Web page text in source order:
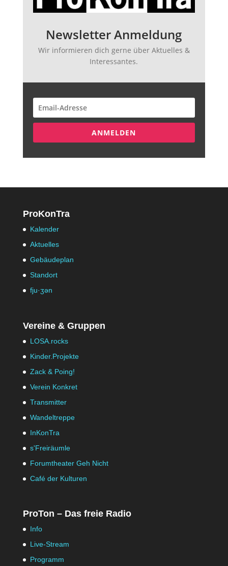
Newsletter Anmeldung
Wir informieren dich gerne über Aktuelles &
Interessantes.
ANMELDEN
ProKonTra
Kalender
Aktuelles
Gebäudeplan
Standort
fju·ʒən
Vereine & Gruppen
LOSA.rocks
Kinder.Projekte
Zack & Poing!
Verein Konkret
Transmitter
Wandeltreppe
InKonTra
s'Freiräumle
Forumtheater Geh Nicht
Café der Kulturen
ProTon – Das freie Radio
Info
Live-Stream
Programm